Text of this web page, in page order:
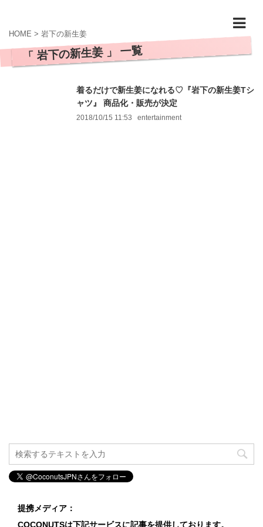
HOME > 岩下の新生姜
「 岩下の新生姜 」 一覧
着るだけで新生姜になれる♡『岩下の新生姜Tシ
ャツ』 商品化・販売が決定
2018/10/15 11:53 entertainment
提携メディア：
COCONUTSは下記サービスに記事を提供しております。